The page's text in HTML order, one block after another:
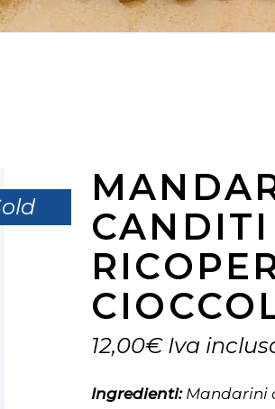
CANDITI
12,00€ Iva
Ingredienti:Mandarini